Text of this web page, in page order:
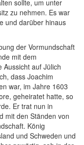
sollte, um unter
zu nehmen. Es war
und darüber hinaus
der Vormundschaft
mit dem
Aussicht auf Jülich
dass Joachim
war, im Jahre 1603
geheiratet hatte, so
Er trat nun in
mit den Ständen von
König
und Schweden und